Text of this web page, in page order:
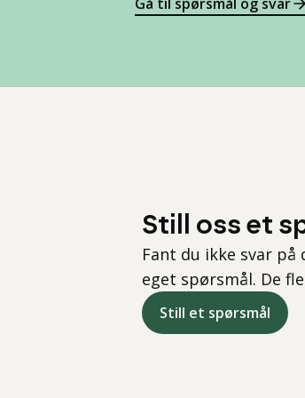
Still oss et
Fant du ikke svar
eget spørsmål. De
Still et spørsmål